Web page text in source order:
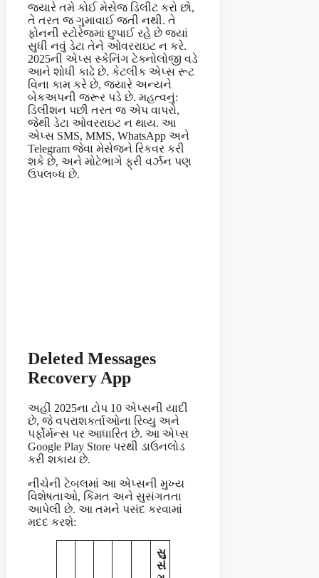
જ્યારે તમે કોઈ મેસેજ ડિલીટ કરો છો,
તે તરત જ ગુમાવાઈ જતી નથી. તે
ફોનની સ્ટોરેજમાં છુપાઈ રહે છે જ્યાં
સુધી નવું ડેટા તેને ઓવરરાઇટ ન કરે.
2025ની એપ્સ સ્કેનિંગ ટેક્નોલોજી વડે
આને શોધી કાઢે છે. કેટલીક એપ્સ રૂટ
વિના કામ કરે છે, જ્યારે અન્યને
બેકઅપની જરૂર પડે છે. મહત્વનું:
ડિલીશન પછી તરત જ એપ વાપરો,
જેથી ડેટા ઓવરરાઇટ ન થાય. આ
એપ્સ SMS, MMS, WhatsApp અને
Telegram જેવા મેસેજને રિકવર કરી
શકે છે, અને મોટેભાગે ફ્રી વર્ઝન પણ
ઉપલબ્ધ છે.
Deleted Messages
Recovery App
અહીં 2025ના ટોપ 10 એપ્સની યાદી
છે, જે વપરાશકર્તાઓના રિવ્યુ અને
પર્ફોર્મન્સ પર આધારિત છે. આ એપ્સ
Google Play Store પરથી ડાઉનલોડ
કરી શકાય છે.
નીચેની ટેબલમાં આ એપ્સની મુખ્ય
વિશેષતાઓ, કિંમત અને સુસંગતતા
આપેલી છે. આ તમને પસંદ કરવામાં
મદદ કરશે:
સુ
સં